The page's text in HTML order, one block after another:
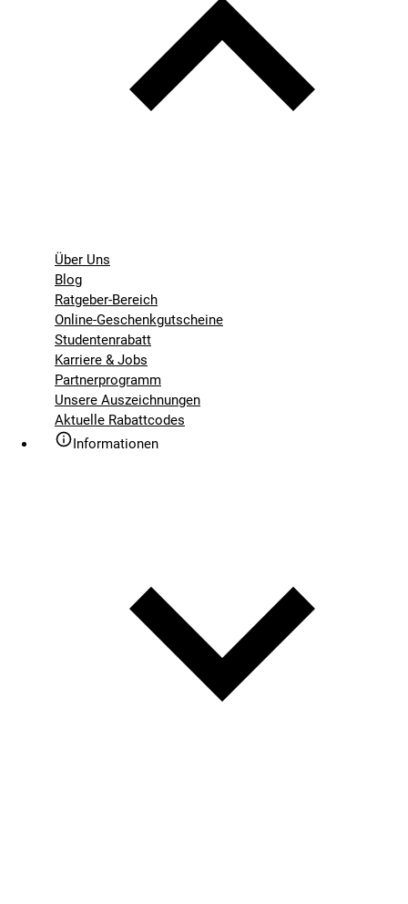
Über Uns
Blog
Ratgeber-Bereich
Online-Geschenkgutscheine
Studentenrabatt
Karriere & Jobs
Partnerprogramm
Unsere Auszeichnungen
Aktuelle Rabattcodes
Informationen